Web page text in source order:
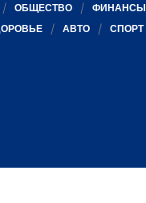
ОБЩЕСТВО
ФИНАНСЫ
АВТО СПОРТ